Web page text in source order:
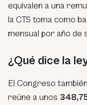
equivalen a una
la CTS toma como
mensual por año de
¿Qué dice la
El Congreso
reúne a unos